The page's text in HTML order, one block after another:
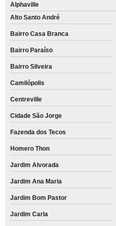
Alphaville
Alto Santo André
Bairro Casa Branca
Bairro Paraíso
Bairro Silveira
Camilópolis
Centreville
Cidade São Jorge
Fazenda dos Tecos
Homero Thon
Jardim Alvorada
Jardim Ana Maria
Jardim Bom Pastor
Jardim Carla